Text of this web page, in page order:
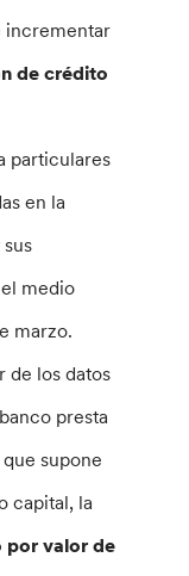
incrementar
de crédito
particulares
en la
medio
marzo.
de los datos
presta
supone
capital, la
por valor de